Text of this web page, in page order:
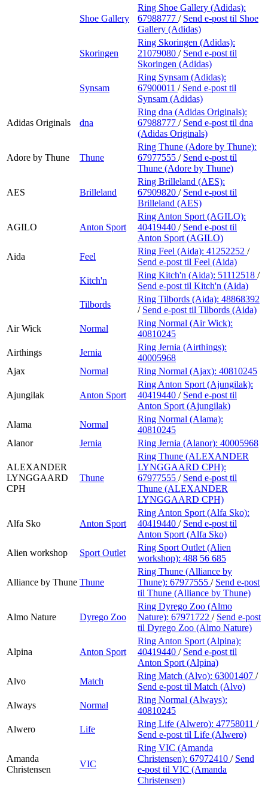
Shoe Gallery
Ring Shoe Gallery (Adidas):
67988777 / Send e-post til Shoe
Gallery (Adidas)
Skoringen
Ring Skoringen (Adidas):
21079080 / Send e-post til
Skoringen (Adidas)
Synsam
Ring Synsam (Adidas):
67900011 / Send e-post til
Synsam (Adidas)
Adidas Originals dna
Ring dna (Adidas Originals):
67988777 / Send e-post til dna
(Adidas Originals)
Adore by Thune Thune
Ring Thune (Adore by Thune):
67977555 / Send e-post til
Thune (Adore by Thune)
AES Brilleland
Ring Brilleland (AES):
67909820 / Send e-post til
Brilleland (AES)
AGILO Anton Sport
Ring Anton Sport (AGILO):
40419440 / Send e-post til
Anton Sport (AGILO)
Aida
Feel
Ring Feel (Aida): 41252252 /
Send e-post til Feel (Aida)
Kitch'n
Ring Kitch'n (Aida): 51112518 /
Send e-post til Kitch'n (Aida)
Tilbords
Ring Tilbords (Aida): 48868392
/ Send e-post til Tilbords (Aida)
Air Wick
Normal
Ring Normal (Air Wick):
40810245
Airthings
Jernia
Ring Jernia (Airthings):
40005968
Ajax
Normal Ring Normal (Ajax): 40810245
Ajungilak Anton Sport
Ring Anton Sport (Ajungilak):
40419440 / Send e-post til
Anton Sport (Ajungilak)
Alama
Normal
Ring Normal (Alama):
40810245
Alanor
Jernia Ring Jernia (Alanor): 40005968
ALEXANDER
LYNGGAARD
CPH
Thune
Ring Thune (ALEXANDER
LYNGGAARD CPH):
67977555 / Send e-post til
Thune (ALEXANDER
LYNGGAARD CPH)
Alfa Sko Anton Sport
Ring Anton Sport (Alfa Sko):
40419440 / Send e-post til
Anton Sport (Alfa Sko)
Alien workshop
Sport Outlet
Ring Sport Outlet (Alien
workshop): 488 56 685
Alliance by Thune Thune
Ring Thune (Alliance by
Thune): 67977555 / Send e-post
til Thune (Alliance by Thune)
Almo Nature Dyrego Zoo
Ring Dyrego Zoo (Almo
Nature): 67971722 / Send e-post
til Dyrego Zoo (Almo Nature)
Alpina Anton Sport
Ring Anton Sport (Alpina):
40419440 / Send e-post til
Anton Sport (Alpina)
Alvo
Match
Ring Match (Alvo): 63001407 /
Send e-post til Match (Alvo)
Always
Normal
Ring Normal (Always):
40810245
Alwero
Life
Ring Life (Alwero): 47758011 /
Send e-post til Life (Alwero)
Amanda
Christensen
VIC
Ring VIC (Amanda
Christensen): 67972410 / Send
e-post til VIC (Amanda
Christensen)